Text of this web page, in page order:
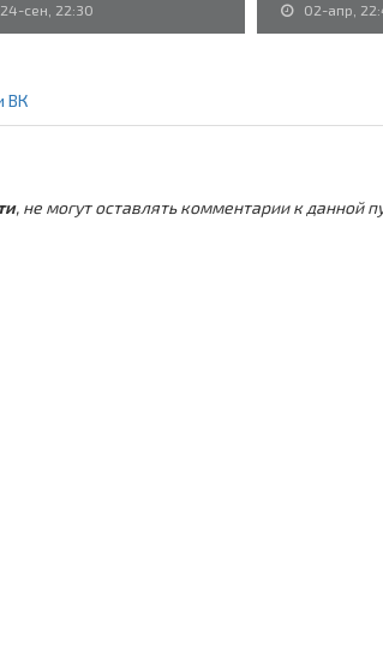
24-сен, 22:30 02-апр,
ВК
, не могут оставлять комментарии к данной